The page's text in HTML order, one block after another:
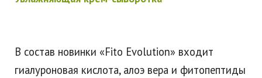
В состав новинки «Fito Evolution» входит
гиалуроновая кислота, алоэ вера и фитопептиды